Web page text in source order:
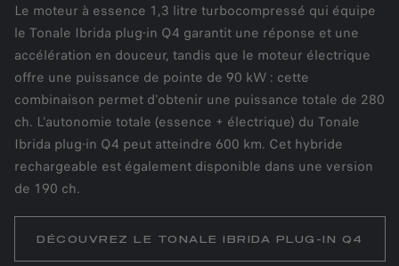
Le moteur à essence 1,3 litre turbocompressé qui équipe
le Tonale Ibrida plug-in Q4 garantit une réponse et une
accélération en douceur, tandis que le moteur électrique
offre une puissance de pointe de 90 kW : cette
combinaison permet d'obtenir une puissance totale de 280
ch. L'autonomie totale (essence + électrique) du Tonale
Ibrida plug-in Q4 peut atteindre 600 km. Cet hybride
rechargeable est également disponible dans une version
de 190 ch.
DÉCOUVREZ LE TONALE IBRIDA PLUG-IN Q4